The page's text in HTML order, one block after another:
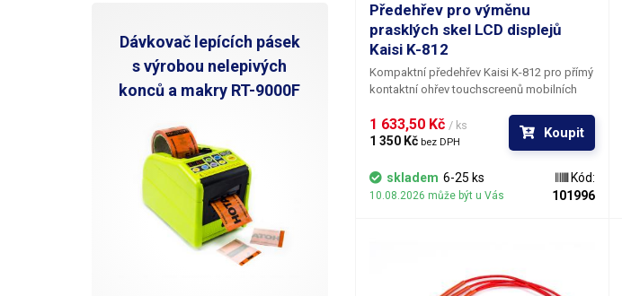
Dávkovač lepících pásek
s výrobou nelepivých
konců a makry RT-9000F
Předehřev pro výměnu
prasklých skel LCD displejů
Kaisi K-812
Kompaktní předehřev Kaisi K-812 pro přímý
kontaktní ohřev touchscreenů mobilních
Microsoft, Huawei,..) a tabletů menších
úhlopříček za účelem jejich demontáže a
lepidla, kterým jsou krycí sklíčka s LCD
panelem slepeny a odstranění prasklých
používá jako nejběžnější nástroj pro zahřátí
1 633,50 Kč / ks
1 350 Kč bez DPH
Koupit
skladem 6-25 ks
10.08.2026 může být u Vás
Kód:
101996